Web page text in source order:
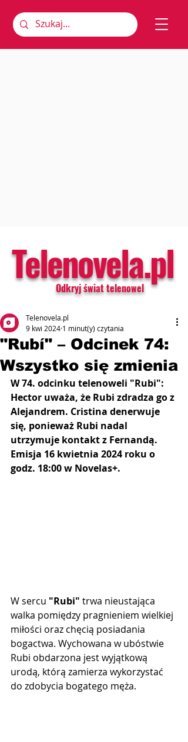
Telenovela.pl
Odkryj świat telenowel
"Rubí" – Odcinek 74:
Wszystko się zmienia
Telenovela.pl
9 kwi 2024 1 minut(y) czytania
W 74. odcinku telenoweli "Rubi":
Hector uważa, że ​​Rubi zdradza go z
Alejandrem. Cristina denerwuje
się, ponieważ Rubi nadal
utrzymuje kontakt z Fernandą.
Emisja 16 kwietnia 2024 roku o
godz. 18:00 w Novelas+.
W sercu "Rubi" trwa nieustająca
walka pomiędzy pragnieniem wielkiej
miłości oraz chęcią posiadania
bogactwa. Wychowana w ubóstwie
Rubi obdarzona jest wyjątkową
urodą, którą zamierza wykorzystać
do zdobycia bogatego męża.